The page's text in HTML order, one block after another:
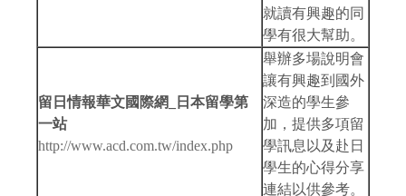
就讀有興趣的同
學有很大幫助。
留日情報華文國際網
日本留學第
一站
http://www.acd.com.tw/index.php
舉辦多場說明會
讓有興趣到國外
深造的學生參
加，提供多項留
學訊息以及赴日
學生的心得分享
連結以供參考。